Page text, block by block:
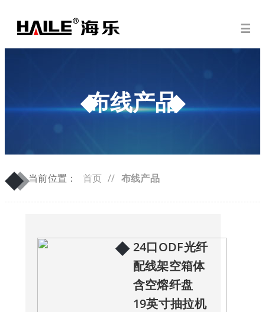
布线产品
◆
◆当前位置： 首页 // 布线产品
◆ 24口ODF光纤
配线架空箱体
含空熔纤盘
19英寸抽拉机